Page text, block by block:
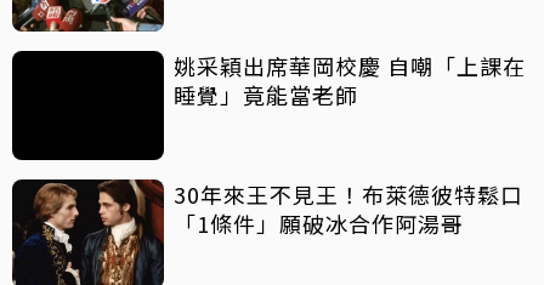
姚采穎出席華岡校慶 自嘲「上課在
睡覺」竟能當老師
30年來王不見王！布萊德彼特鬆口
「1條件」願破冰合作阿湯哥